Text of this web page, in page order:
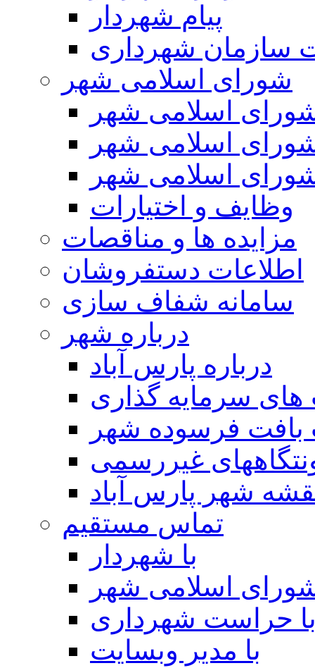
پیام شهردار
سازمان شهرداری
شورای اسلامی شهر
اسلامی شهر
اسلامی شهر
اسلامی شهر
وظایف و اختیارات
مزایده ها و مناقصات
اطلاعات دستفروشان
سامانه شفاف سازی
درباره شهر
درباره پارس آباد
سرمایه گذاری
بافت فرسوده شهر
غیررسمی
شهر پارس آباد
تماس مستقیم
با شهردار
اسلامی شهر
حراست شهرداری
با مدیر وبسایت